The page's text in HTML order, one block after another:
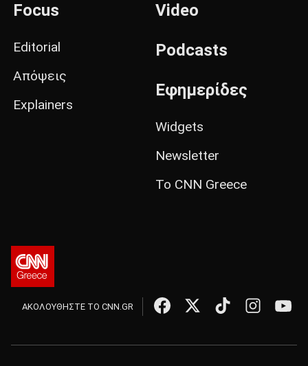
Focus
Editorial
Απόψεις
Explainers
Video
Podcasts
Εφημερίδες
Widgets
Newsletter
Το CNN Greece
ΑΚΟΛΟΥΘΗΣΤΕ ΤΟ CNN.GR